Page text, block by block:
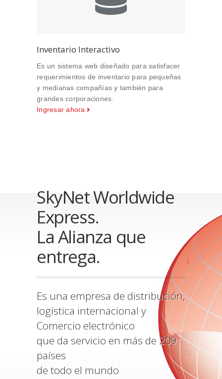
Inventario Interactivo
Es un sistema web diseñado para satisfacer
requerimientos de inventario para pequeñas
y medianas compañías y también para
grandes corporaciones.
Ingresar ahora
SkyNet Worldwide
Express.
La Alianza que
entrega.
Es una empresa de distribución,
logística internacional y
Comercio electrónico
que da servicio en más de 209
países
de todo el mundo